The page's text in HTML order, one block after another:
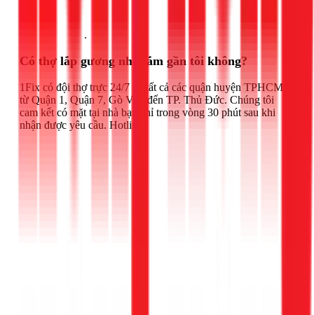
.
Có thợ lắp gương nhà tắm gần tôi không?
1Fix có đội thợ trực 24/7 tại tất cả các quận huyện TPHCM,
từ Quận 1, Quận 7, Gò Vấp đến TP. Thủ Đức. Chúng tôi
cam kết có mặt tại nhà bạn chỉ trong vòng 30 phút sau khi
nhận được yêu cầu. Hotline: